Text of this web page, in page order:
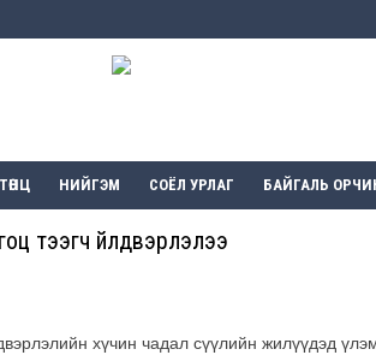
НИЙГЭМ СОЁЛ УРЛАГ БАЙГАЛЬ
тээгч үйлдвэрлэлээ
хүчин чадал сүүлийн жилүүдэд